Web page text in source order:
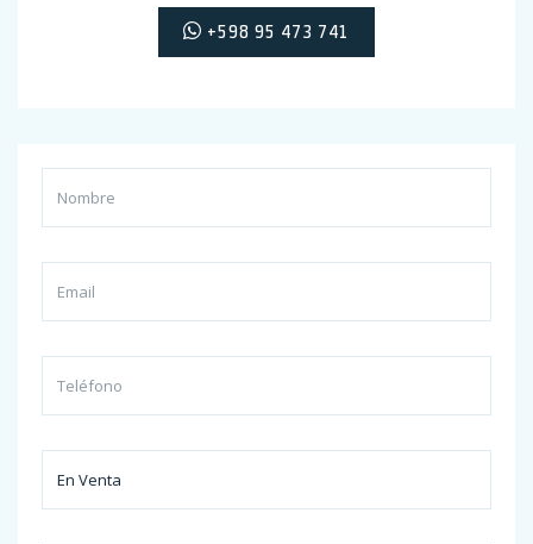
+598 95 473 741